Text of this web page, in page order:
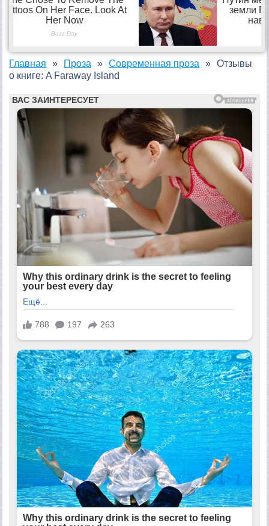
Главная Проза Современная проза
Отзывы
о книге: A Faraway Island